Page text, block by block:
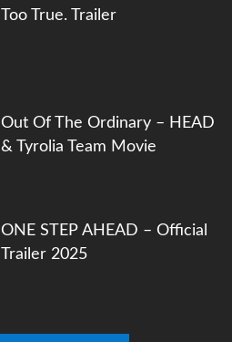
Too True. Trailer
Out Of The Ordinary – HEAD
& Tyrolia Team Movie
ONE STEP AHEAD – Official
Trailer 2025